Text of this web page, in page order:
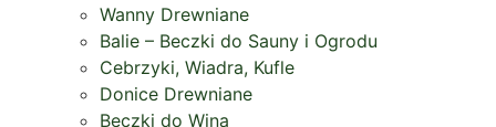
Wanny Drewniane
Balie – Beczki do Sauny i Ogrodu
Cebrzyki, Wiadra, Kufle
Donice Drewniane
Beczki do Wina